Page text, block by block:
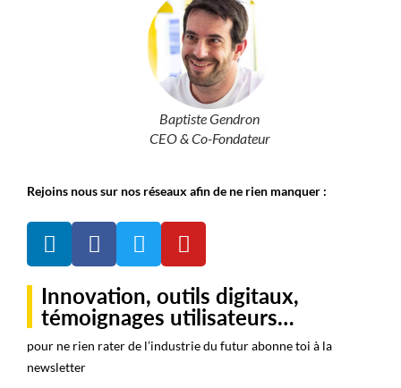
Baptiste Gendron
CEO & Co-Fondateur
Rejoins nous sur nos réseaux afin de ne rien manquer :
Innovation, outils digitaux,
témoignages utilisateurs…
pour ne rien rater de l’industrie du futur abonne toi à la
newsletter